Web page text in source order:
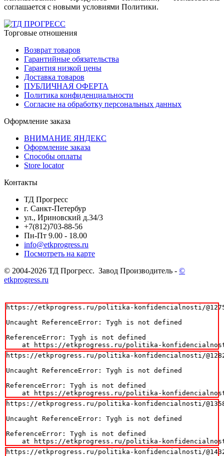
соглашается с новыми условиями Политики.
Торговые отношения
Возврат товаров
Гарантийные обязательства
Гарантия низкой цены
Доставка товаров
ПУБЛИЧНАЯ ОФЕРТА
Политика конфиденциальности
Согласие на обработку персональных данных
Оформление заказа
ВНИМАНИЕ ЯНДЕКС
Оформление заказа
Способы оплаты
Store locator
Контакты
ТД Прогресс
г. Санкт-Петербур
ул., Ириновский д.34/3
+7(812)703-88-56
Пн-Пт 9.00 - 18.00
info@etkprogress.ru
Посмотреть на карте
© 2004-2026 ТД Прогресс. Завод Производитель - ©
etkprogress.ru
https://etkprogress.ru/politika-konfidencialnosti/
Uncaught ReferenceError: Tygh is not defined
ReferenceError: Tygh is not defined
at https://etkprogress.ru/politika-
https://etkprogress.ru/politika-konfidencialnosti/
Uncaught ReferenceError: Tygh is not defined
ReferenceError: Tygh is not defined
at https://etkprogress.ru/politika-
https://etkprogress.ru/politika-konfidencialnosti/
Uncaught ReferenceError: Tygh is not defined
ReferenceError: Tygh is not defined
at https://etkprogress.ru/politika-
https://etkprogress.ru/politika-konfidencialnosti/